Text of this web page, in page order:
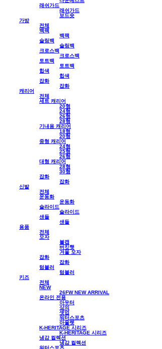
래쉬가드
래쉬가드
보드숏
가방
전체
백팩
백팩
슬링백
슬링백
크로스백
크로스백
토트백
토트백
힙색
힙색
잡화
잡화
캐리어
전체
세트 캐리어
20형
24형
26형
28형
기내용 캐리어
18형
20형
중형 캐리어
24형
25형
26형
대형 캐리어
28형
30형
잡화
잡화
신발
전체
운동화
운동화
슬라이드
슬라이드
샌들
샌들
용품
전체
모자
볼캡
버킷햇
겨울 모자
잡화
잡화
텀블러
텀블러
키즈
전체
NEW
26FW NEW ARRIVAL
온라인 전용
아우터
상의
셋업
워터스포츠
아울렛
K-HERITAGE 시리즈
K-HERITAGE 시리즈
냉감 컬렉션
냉감 컬렉션
워터스포츠